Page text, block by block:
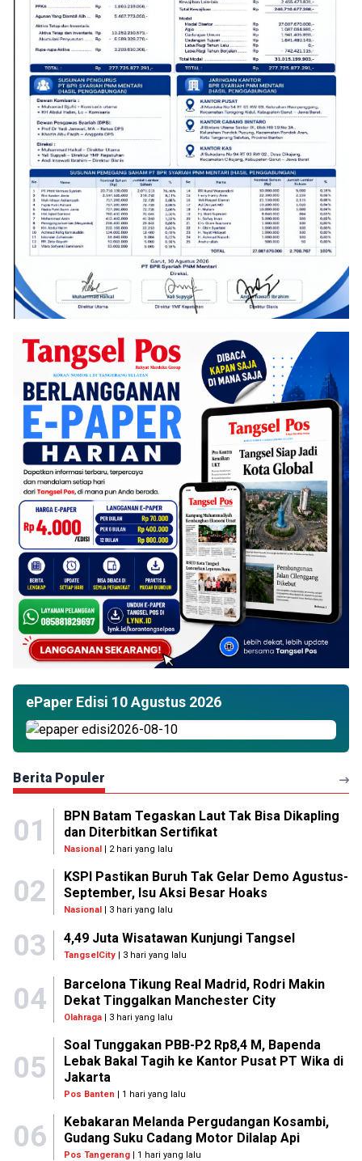
ePaper Edisi 10 Agustus 2026
Berita Populer
01
BPN Batam Tegaskan Laut Tak Bisa Dikapling
dan Diterbitkan Sertifikat
Nasional| 2 hari yang lalu
02
KSPI Pastikan Buruh Tak Gelar Demo Agustus-
September, Isu Aksi Besar Hoaks
Nasional| 3 hari yang lalu
03 4,49 Juta Wisatawan Kunjungi Tangsel
TangselCity | 3 hari yang lalu
04
Barcelona Tikung Real Madrid, Rodri Makin
Dekat Tinggalkan Manchester City
Olahraga| 3 hari yang lalu
05
Soal Tunggakan PBB-P2 Rp8,4 M, Bapenda
Lebak Bakal Tagih ke Kantor Pusat PT Wika di
Jakarta
Pos Banten | 1 hari yang lalu
06
Kebakaran Melanda Pergudangan Kosambi,
Gudang Suku Cadang Motor Dilalap Api
Pos Tangerang| 1 hari yang lalu